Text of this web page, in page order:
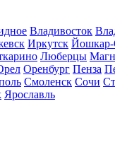
Владивосток
Иркутск
Люберцы
Оренбург Пенза
Смоленск Сочи
Ярославль